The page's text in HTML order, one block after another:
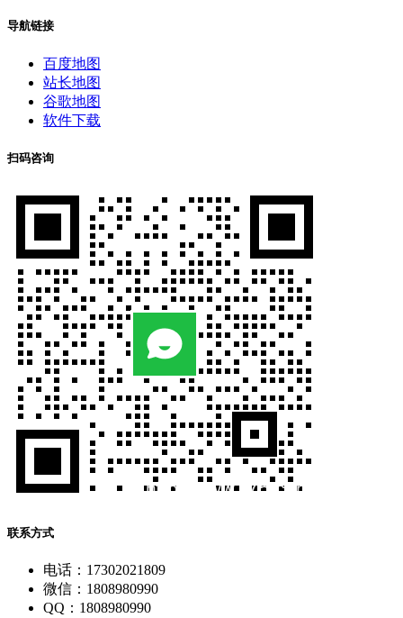
导航链接
百度地图
站长地图
谷歌地图
软件下载
扫码咨询
联系方式
电话：17302021809
微信：1808980990
QQ：1808980990